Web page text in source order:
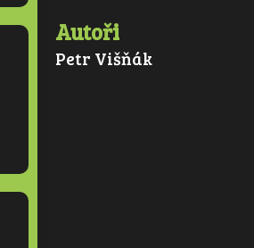
Autoři
Petr Višňák